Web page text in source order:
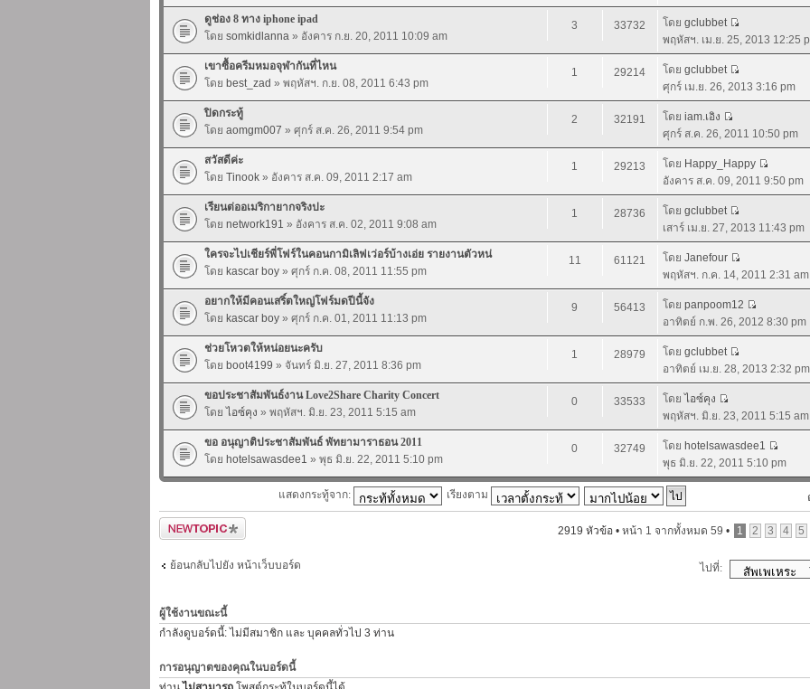
ดูช่อง 8 ทาง iphone ipad
โดย somkidlanna » อังคาร ก.ย. 20, 2011 10:09 am
3 33732 โดย gclubbet
พฤหัสฯ. เม.ย. 25, 2013 12:25
เขาซื้อครีมหมอจุฬากันที่ไหน
โดย best_zad » พฤหัสฯ. ก.ย. 08, 2011 6:43 pm
1 29214 โดย gclubbet
ศุกร์ เม.ย. 26, 2013 3:16 pm
ปิดกระทู้
โดย aomgm007 » ศุกร์ ส.ค. 26, 2011 9:54 pm
2 32191 โดย iam.เอิง
ศุกร์ ส.ค. 26, 2011 10:50 pm
สวัสดีค่ะ
โดย Tinook » อังคาร ส.ค. 09, 2011 2:17 am
1 29213 โดย Happy_Happy
อังคาร ส.ค. 09, 2011 9:50 pm
เรียนต่ออเมริกายากจริงปะ
โดย network191 » อังคาร ส.ค. 02, 2011 9:08 am
1 28736 โดย gclubbet
เสาร์ เม.ย. 27, 2013 11:43 pm
ใครจะไปเชียร์พี่โฟร์ในคอนกามิเลิฟเว่อร์บ้างเอ่ย รายงานตัวหน่
โดย kascar boy » ศุกร์ ก.ค. 08, 2011 11:55 pm
11 61121 โดย Janefour
พฤหัสฯ. ก.ค. 14, 2011 2:31 am
อยากให้มีคอนเสริ์ตใหญ่โฟร์มดปีนี้จัง
โดย kascar boy » ศุกร์ ก.ค. 01, 2011 11:13 pm
9 56413 โดย panpoom12
อาทิตย์ ก.พ. 26, 2012 8:30 pm
ช่วยโหวตให้หน่อยนะครับ
โดย boot4199 » จันทร์ มิ.ย. 27, 2011 8:36 pm
1 28979 โดย gclubbet
อาทิตย์ เม.ย. 28, 2013 2:32 pm
ขอประชาสัมพันธ์งาน Love2Share Charity Concert
โดย ไอซ์คุง » พฤหัสฯ. มิ.ย. 23, 2011 5:15 am
0 33533 โดย ไอซ์คุง
พฤหัสฯ. มิ.ย. 23, 2011 5:15 am
ขอ อนุญาติประชาสัมพันธ์ พัทยามาราธอน 2011
โดย hotelsawasdee1 » พุธ มิ.ย. 22, 2011 5:10 pm
0 32749 โดย hotelsawasdee1
พุธ มิ.ย. 22, 2011 5:10 pm
แสดงกระทู้จาก: เรียงตาม
ตั้งกระทู้ใหม่ 2919 หัวข้อ • หน้า 1 จากทั้งหมด 59 • 1 2 3 4 5
ย้อนกลับไปยัง หน้าเว็บบอร์ด ไปที่:
ผู้ใช้งานขณะนี้
กำลังดูบอร์ดนี้: ไม่มีสมาชิก และ บุคคลทั่วไป 3 ท่าน
การอนุญาตของคุณในบอร์ดนี้